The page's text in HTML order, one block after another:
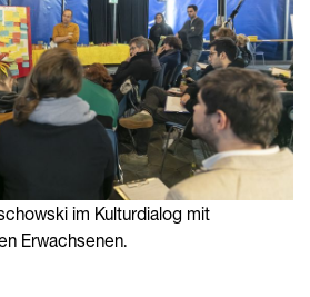
im Kulturdialog mit
Erwachsenen.